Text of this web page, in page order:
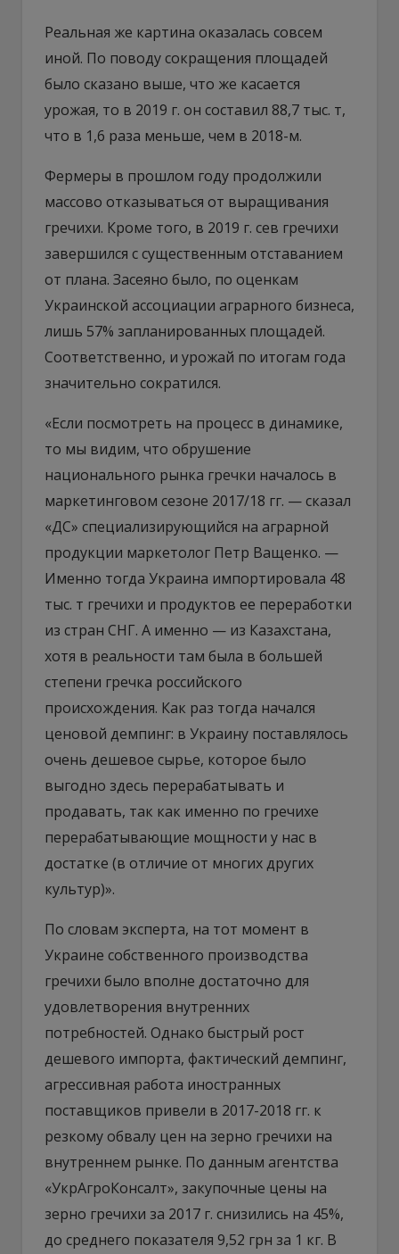
Реальная же картина оказалась совсем
иной. По поводу сокращения площадей
было сказано выше, что же касается
урожая, то в 2019 г. он составил 88,7 тыс. т,
что в 1,6 раза меньше, чем в 2018-м.
Фермеры в прошлом году продолжили
массово отказываться от выращивания
гречихи. Кроме того, в 2019 г. сев гречихи
завершился с существенным отставанием
от плана. Засеяно было, по оценкам
Украинской ассоциации аграрного бизнеса,
лишь 57% запланированных площадей.
Соответственно, и урожай по итогам года
значительно сократился.
«Если посмотреть на процесс в динамике,
то мы видим, что обрушение
национального рынка гречки началось в
маркетинговом сезоне 2017/18 гг. — сказал
«ДС» специализирующийся на аграрной
продукции маркетолог Петр Ващенко. —
Именно тогда Украина импортировала 48
тыс. т гречихи и продуктов ее переработки
из стран СНГ. А именно — из Казахстана,
хотя в реальности там была в большей
степени гречка российского
происхождения. Как раз тогда начался
ценовой демпинг: в Украину поставлялось
очень дешевое сырье, которое было
выгодно здесь перерабатывать и
продавать, так как именно по гречихе
перерабатывающие мощности у нас в
достатке (в отличие от многих других
культур)».
По словам эксперта, на тот момент в
Украине собственного производства
гречихи было вполне достаточно для
удовлетворения внутренних
потребностей. Однако быстрый рост
дешевого импорта, фактический демпинг,
агрессивная работа иностранных
поставщиков привели в 2017-2018 гг. к
резкому обвалу цен на зерно гречихи на
внутреннем рынке. По данным агентства
«УкрАгроКонсалт», закупочные цены на
зерно гречихи за 2017 г. снизились на 45%,
до среднего показателя 9,52 грн за 1 кг. В